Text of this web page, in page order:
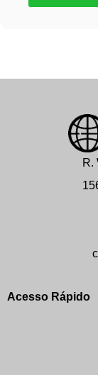
R.
Acesso Rápido